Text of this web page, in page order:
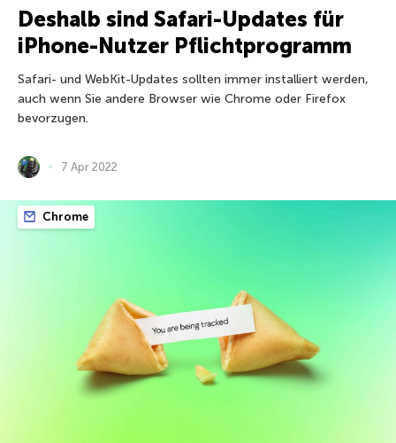
Deshalb sind Safari-Updates für
iPhone-Nutzer Pflichtprogramm
Safari- und WebKit-Updates sollten immer installiert werden,
auch wenn Sie andere Browser wie Chrome oder Firefox
bevorzugen.
7 Apr 2022
Chrome